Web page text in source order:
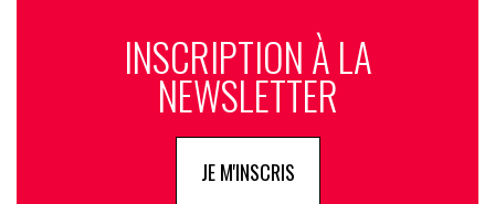
INSCRIPTION À LA
NEWSLETTER
JE M'INSCRIS